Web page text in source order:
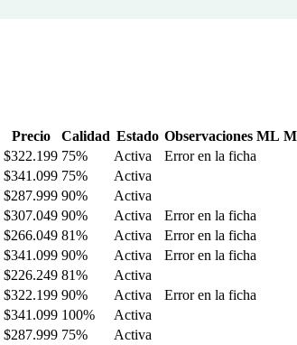
Precio Calidad Estado Observaciones ML
$322.199 75% Activa
Error en la ficha
$341.099 75%
Activa
$287.999 90%
Activa
$307.049 90% Activa
Error en la ficha
$266.049 81% Activa
Error en la ficha
$341.099 90% Activa
Error en la ficha
$226.249 81%
Activa
$322.199 90% Activa
Error en la ficha
$341.099 100%
Activa
$287.999 75% Activa